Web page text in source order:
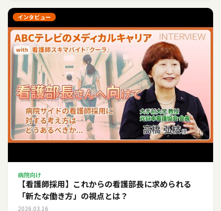
インタビュー
病院向け
【看護師採用】これからの看護部長に求められる
「新たな働き方」の視点とは？
2026.03.16